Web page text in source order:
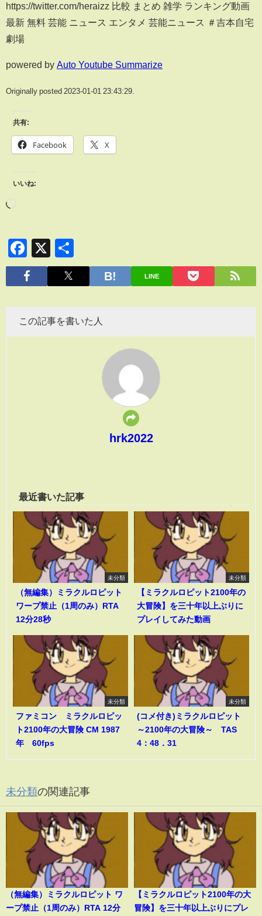
https://twitter.com/heraizz 比較 まとめ 雑学 ランキング動画
最新 無料 芸能 ニュース エンタメ 芸能ニュース ＃吉本自宅
劇場
powered by Auto Youtube Summarize
Originally posted 2023-01-01 23:43:29.
共有:
Facebook X
いいね:
Facebook
X
有
LINE
この記事を書いた人
hrk2022
最近書いた記事
未分類
（無編集）ミラクルロピット
ワープ禁止（1周のみ）RTA
12分28秒
未分類
【ミラクルロピット2100年の
大冒険】を三十年以上ぶりに
プレイしてみた動画
未分類
ファミコン ミラクルロピッ
ト2100年の大冒険 CM 1987
年 60fps
未分類
(コメ付き)ミラクルロピット
～2100年の大冒険～ TAS
4：48．31
未分類の関連記事
（無編集）ミラクルロピット ワ
ープ禁止（1周のみ）RTA 12分
【ミラクルロピット2100年の大
冒険】を三十年以上ぶりにプレ